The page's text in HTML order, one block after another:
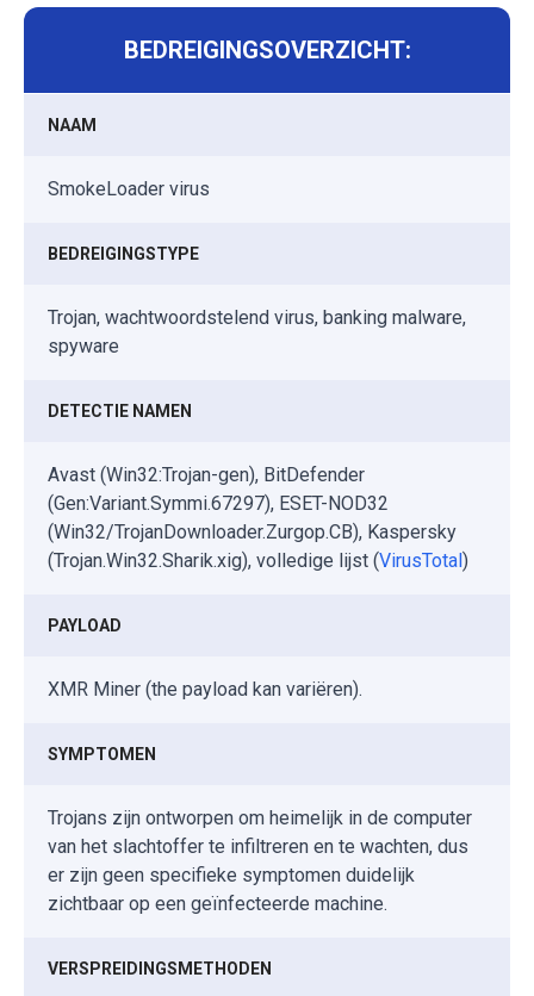
BEDREIGINGSOVERZICHT:
NAAM
SmokeLoader virus
BEDREIGINGSTYPE
Trojan, wachtwoordstelend virus, banking malware,
spyware
DETECTIE NAMEN
Avast (Win32:Trojan-gen), BitDefender
(Gen:Variant.Symmi.67297), ESET-NOD32
(Win32/TrojanDownloader.Zurgop.CB), Kaspersky
(Trojan.Win32.Sharik.xig), volledige lijst (VirusTotal)
PAYLOAD
XMR Miner (the payload kan variëren).
SYMPTOMEN
Trojans zijn ontworpen om heimelijk in de computer
van het slachtoffer te infiltreren en te wachten, dus
er zijn geen specifieke symptomen duidelijk
zichtbaar op een geïnfecteerde machine.
VERSPREIDINGSMETHODEN